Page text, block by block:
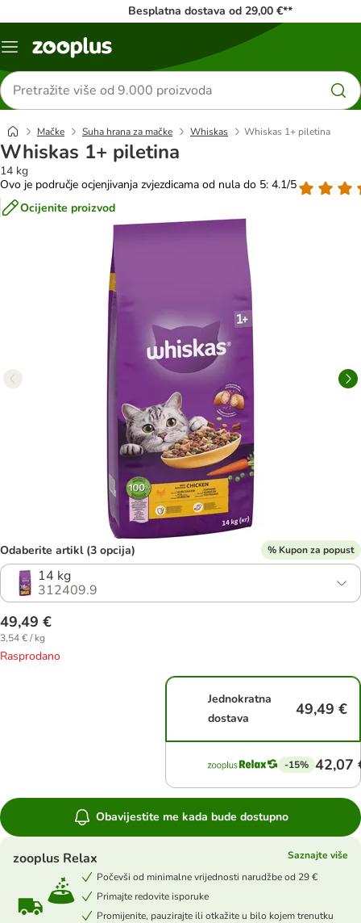
Besplatna dostava od 29,00 €**
Izbornik
Traži
proizvode
Mačke Suha hrana za mačke Whiskas Whiskas 1+ piletina
Whiskas 1+ piletina
14 kg
Ovo je područje ocjenjivanja zvjezdicama od nula do 5: 4.1/5
Ocijenite proizvod
Odaberite artikl (3 opcija) % Kupon za popust
14 kg
312409.9
49,49 €
3,54 € / kg
Rasprodano
Jednokratna
dostava
49,49 €
-15% 42,07
Obavijestite me kada bude dostupno
zooplus Relax
Saznajte više
Počevši od minimalne vrijednosti narudžbe od 29 €
Primajte redovite isporuke
Promijenite, pauzirajte ili otkažite u bilo kojem trenutku